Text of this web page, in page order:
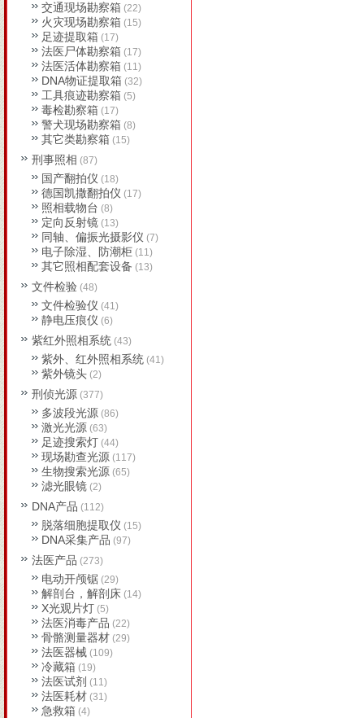
交通现场勘察箱 (22)
火灾现场勘察箱 (15)
足迹提取箱 (17)
法医尸体勘察箱 (17)
法医活体勘察箱 (11)
DNA物证提取箱 (32)
工具痕迹勘察箱 (5)
毒检勘察箱 (17)
警犬现场勘察箱 (8)
其它类勘察箱 (15)
刑事照相 (87)
国产翻拍仪 (18)
德国凯撒翻拍仪 (17)
照相载物台 (8)
定向反射镜 (13)
同轴、偏振光摄影仪 (7)
电子除湿、防潮柜 (11)
其它照相配套设备 (13)
文件检验 (48)
文件检验仪 (41)
静电压痕仪 (6)
紫红外照相系统 (43)
紫外、红外照相系统 (41)
紫外镜头 (2)
刑侦光源 (377)
多波段光源 (86)
激光光源 (63)
足迹搜索灯 (44)
现场勘查光源 (117)
生物搜索光源 (65)
滤光眼镜 (2)
DNA产品 (112)
脱落细胞提取仪 (15)
DNA采集产品 (97)
法医产品 (273)
电动开颅锯 (29)
解剖台，解剖床 (14)
X光观片灯 (5)
法医消毒产品 (22)
骨骼测量器材 (29)
法医器械 (109)
冷藏箱 (19)
法医试剂 (11)
法医耗材 (31)
急救箱 (4)